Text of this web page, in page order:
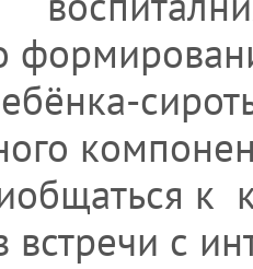
к
встречи с